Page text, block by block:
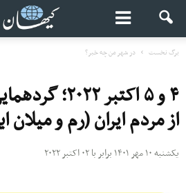
برگ نخست در شهر من چه خبر؟
۴ و ۵ اکتبر
از مردم ایران (رم و میلان
یکشنبه ۱۰ مهر ۱۴۰۱ برابر با ۰۲ اکتبر ۲۰۲۲